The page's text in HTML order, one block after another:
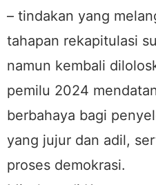
– tindakan yang
tahapan rekapitulasi
namun kembali
pemilu 2024
berbahaya bagi
yang jujur dan adil,
proses demokrasi.